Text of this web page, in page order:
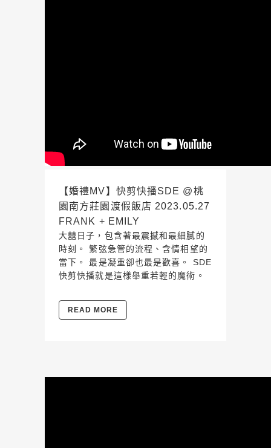
【婚禮MV】快剪快播SDE @桃
園南方莊園渡假飯店 2023.05.27
FRANK + EMILY
大囍日子，包含著最震撼和最細膩的
時刻。 繁弦急管的流程、含情相望的
當下。 最是凝重卻也最是歡喜。 SDE
快剪快播就是這樣舉重若輕的魔術。
READ MORE